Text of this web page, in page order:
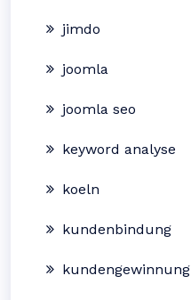
jimdo
joomla
joomla seo
keyword analyse
koeln
kundenbindung
kundengewinnung